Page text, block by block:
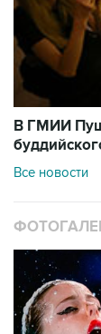
В ГМИИ
Все новости